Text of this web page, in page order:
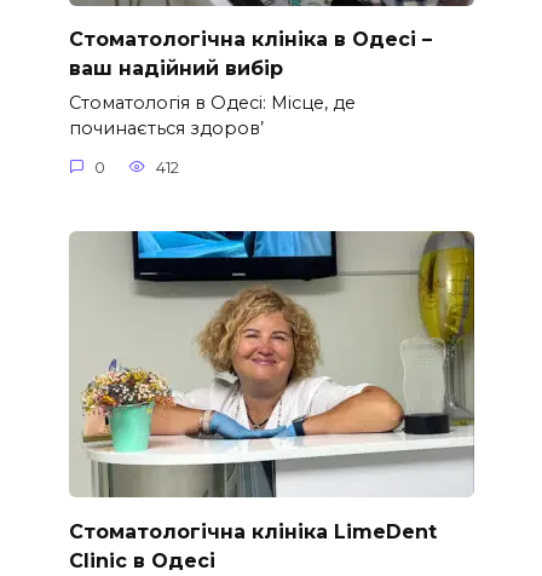
Стоматологічна клініка в Одесі –
ваш надійний вибір
Стоматологія в Одесі: Місце, де
починається здоров’
0 412
Стоматологічна клініка LimeDent
Clinic в Одесі